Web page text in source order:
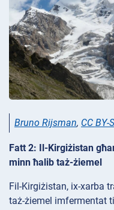
Bruno Rijsman, CC BY-
Fatt 2: Il-Kirgiżistan
minn ħalib taż-żiemel
Fil-Kirgiżistan, ix-xarba
taż-żiemel imfermentat